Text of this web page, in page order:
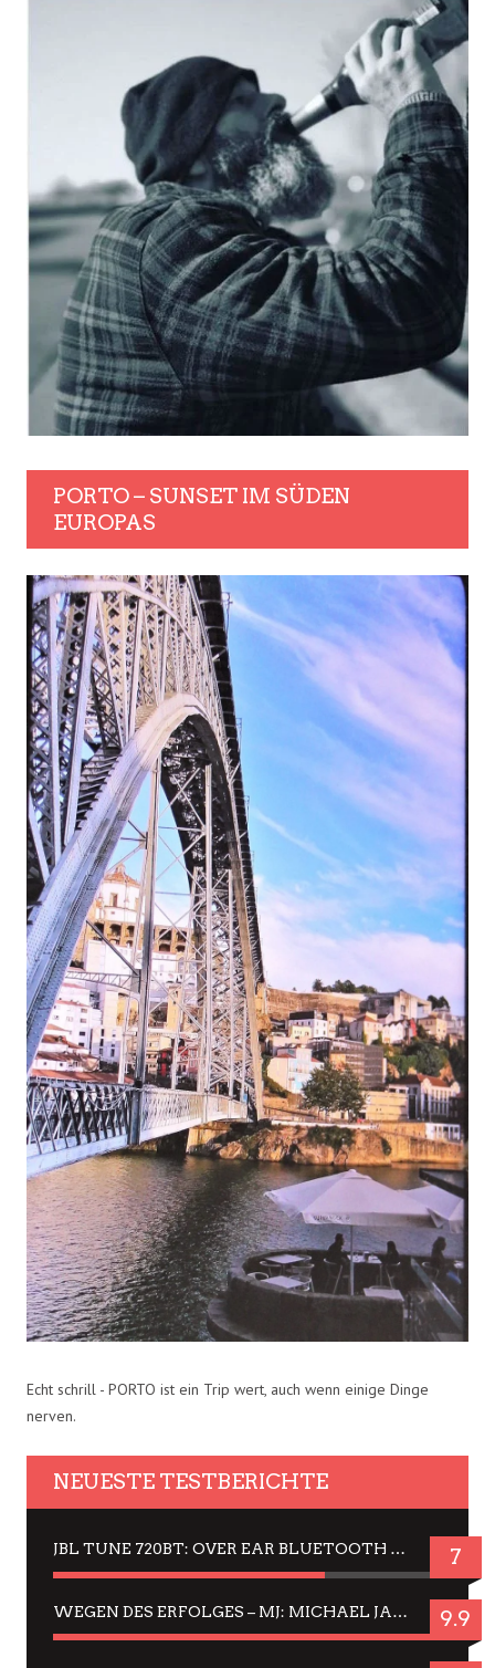
PORTO – SUNSET IM SÜDEN
EUROPAS
Echt schrill - PORTO ist ein Trip wert, auch wenn einige Dinge
nerven.
NEUESTE TESTBERICHTE
JBL TUNE 720BT: OVER EAR BLUETOOTH KOPFHÖRER UM DIE 50,-€ IM DAUER-TEST 7
WEGEN DES ERFOLGES – MJ: MICHAEL JACKSON MUSICAL IN EINER MATINEE SEHEN 9.9